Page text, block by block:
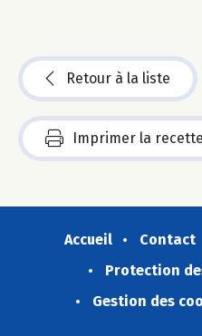
Retour à la liste
Imprimer la recette
Accueil Contact
Protection
Gestion des